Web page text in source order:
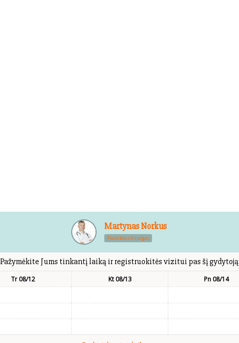
Martynas Norkus
Plastikos chirurgas
Pažymėkite Jums tinkantį laiką ir registruokitės vizitui pas šį gydytoją
Tr 08/12 Kt 08/13 Pn 08/14